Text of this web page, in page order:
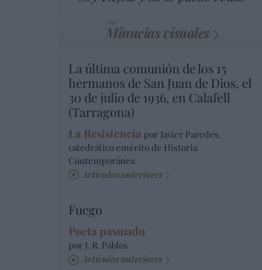
Minucias visuales
La última comunión de los 15
hermanos de San Juan de Dios, el
30 de julio de 1936, en Calafell
(Tarragona)
La Resistencia por Javier Paredes,
catedrático emérito de Historia
Contemporánea
Artículos anteriores
Fuego
Poeta pasmado
por J. R. Pablos
Artículos anteriores